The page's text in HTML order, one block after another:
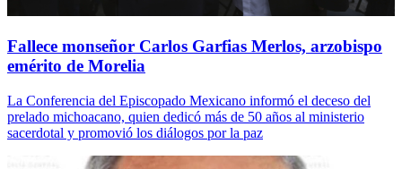
Fallece monseñor Carlos Garfias Merlos, arzobispo
emérito de Morelia
La Conferencia del Episcopado Mexicano informó el deceso del
prelado michoacano, quien dedicó más de 50 años al ministerio
sacerdotal y promovió los diálogos por la paz